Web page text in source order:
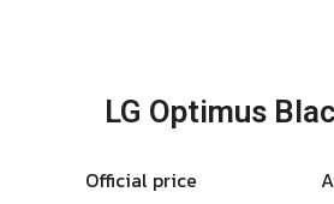
LG Optimus
Official price